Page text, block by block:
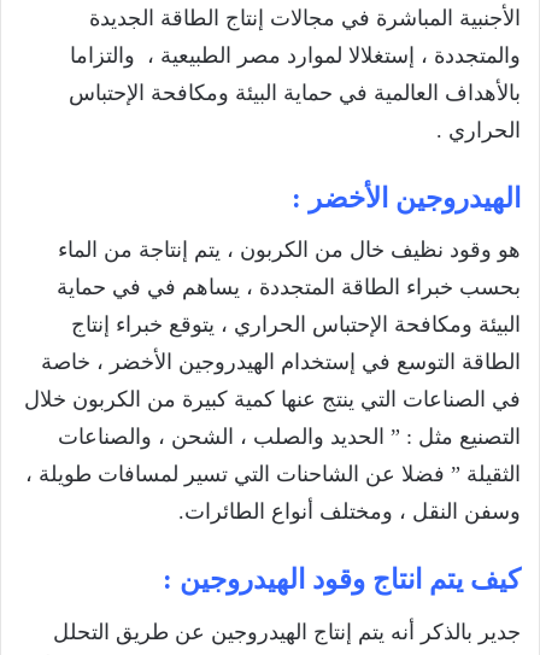
الأجنبية المباشرة في مجالات إنتاج الطاقة الجديدة
والمتجددة ، إستغلالا لموارد مصر الطبيعية ، والتزاما
بالأهداف العالمية في حماية البيئة ومكافحة الإحتباس
الحراري .
الهيدروجين الأخضر :
هو وقود نظيف خال من الكربون ، يتم إنتاجة من الماء
بحسب خبراء الطاقة المتجددة ، يساهم في في حماية
البيئة ومكافحة الإحتباس الحراري ، يتوقع خبراء إنتاج
الطاقة التوسع في إستخدام الهيدروجين الأخضر ، خاصة
في الصناعات التي ينتج عنها كمية كبيرة من الكربون خلال
التصنيع مثل : ” الحديد والصلب ، الشحن ، والصناعات
الثقيلة ” فضلا عن الشاحنات التي تسير لمسافات طويلة ،
وسفن النقل ، ومختلف أنواع الطائرات.
كيف يتم انتاج وقود الهيدروجين :
جدير بالذكر أنه يتم إنتاج الهيدروجين عن طريق التحلل